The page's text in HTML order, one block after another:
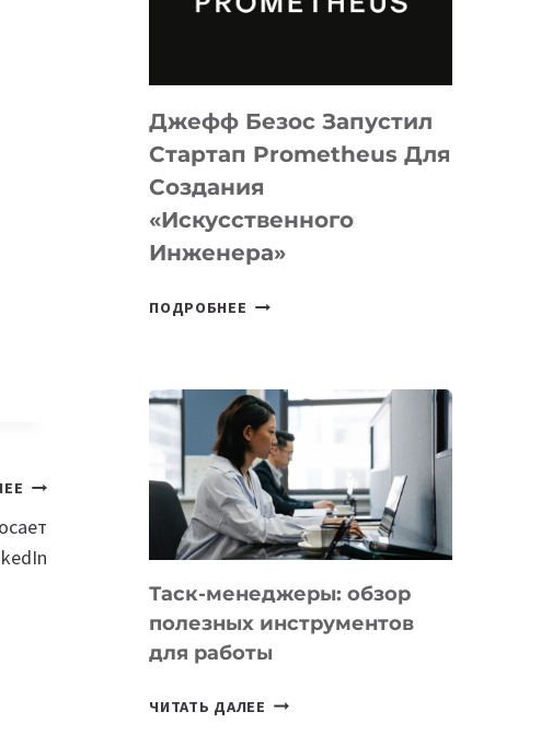
ДЛЯ
И
LINUX
Джефф Безос Запустил
Стартап Prometheus Для
Создания
«искусственного
Инженера»
ПОДРОБНЕЕ ДЖЕФФ
PROMETHEUS
ДЛЯ
СОЗДАНИЯ
«ИСКУССТВЕННОГО
ИНЖЕНЕРА»
Таск-менеджеры: обзор
полезных инструментов
для работы
ЧИТАТЬ ДАЛЕЕ ТАСК-